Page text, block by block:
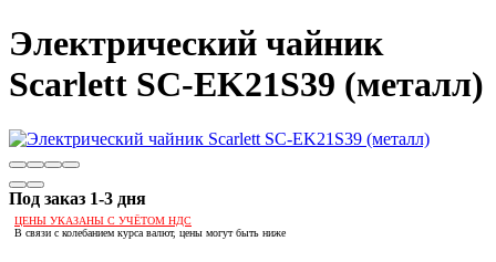
Электрический чайник
Scarlett SC-EK21S39 (металл)
Под заказ 1-3 дня
ЦЕНЫ УКАЗАНЫ С УЧЁТОМ НДС
В связи с колебанием курса валют, цены могут быть ниже